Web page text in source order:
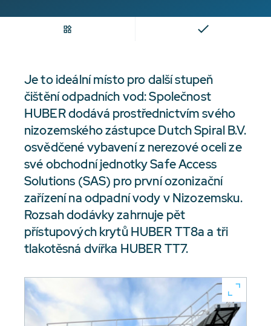
Je to ideální místo pro další stupeň
čištění odpadních vod: Společnost
HUBER dodává prostřednictvím svého
nizozemského zástupce Dutch Spiral B.V.
osvědčené vybavení z nerezové oceli ze
své obchodní jednotky Safe Access
Solutions (SAS) pro první ozonizační
zařízení na odpadní vody v Nizozemsku.
Rozsah dodávky zahrnuje pět
přístupových krytů HUBER TT8a a tři
tlakotěsná dvířka HUBER TT7.